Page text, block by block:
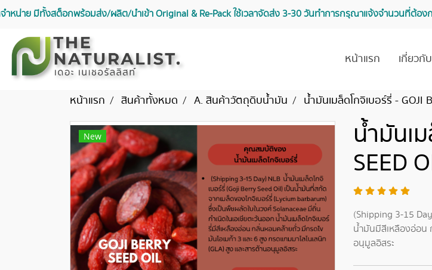
น่าย มีทั้งสต็อกพร้อมส่ง/ผลิต/นำเข้า Original & Re-Pack ใช้เวลาจัดส่ง 3-30 วันทำการ กรุณาแจ้งจำนวนที่ต้อง
หน้าแรก เกี่ยวกั
หน้าแรก สินค้าทั้งหมด A. สินค้าวัตถุดิบน้ำมัน น้ำมันเมล็ดโกจิเบอร์รี่ - GOJI
New
น้ำมันเ
SEED
(Shipping 3-15
น้ำมันมีสีเหลืองอ่อน
อนุมูลอิสระ